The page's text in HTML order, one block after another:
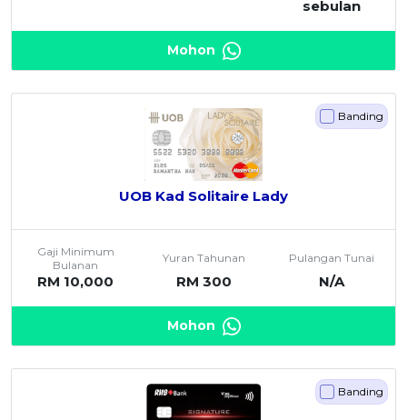
sebulan
Mohon
Banding
UOB Kad Solitaire Lady
Gaji Minimum
Bulanan
RM 10,000
Yuran Tahunan
RM 300
Pulangan Tunai
N/A
Mohon
Banding